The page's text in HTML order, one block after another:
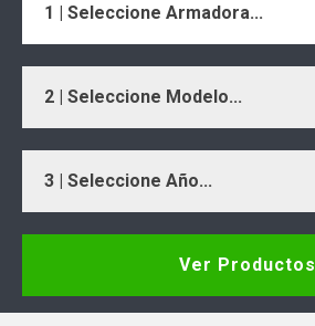
1 | Seleccione Armadora...
2 | Seleccione Modelo...
3 | Seleccione Año...
Ver Productos